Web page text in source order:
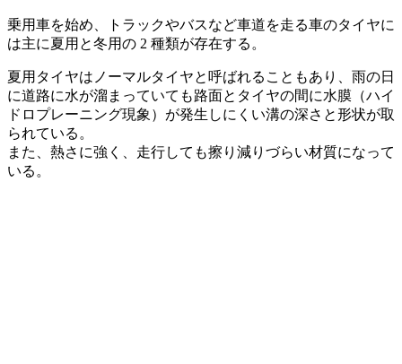
乗用車を始め、トラックやバスなど車道を走る車のタイヤに
は主に夏用と冬用の 2 種類が存在する。
夏用タイヤはノーマルタイヤと呼ばれることもあり、雨の日
に道路に水が溜まっていても路面とタイヤの間に水膜（ハイ
ドロプレーニング現象）が発生しにくい溝の深さと形状が取
られている。
また、熱さに強く、走行しても擦り減りづらい材質になって
いる。